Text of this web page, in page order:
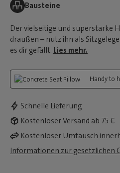
Bausteine
Der vielseitige und superstarke
draußen – nutz ihn als
es dir gefällt. Lies mehr.
Handy to
Schnelle Lieferung
Kostenloser Versand ab 75 €
Kostenloser Umtausch
Informationen zur gesetzlichen